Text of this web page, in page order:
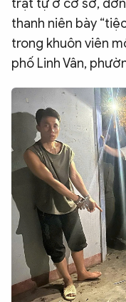
BẠN ĐỌC & CAND
ĐA PHƯƠNG TIỆN
Video
Infographic
Chuyên trang An ninh thế
Chuyên đề
trật tự ở cơ sở,
thanh niên bày
trong khuôn viên
phố Linh Vân,